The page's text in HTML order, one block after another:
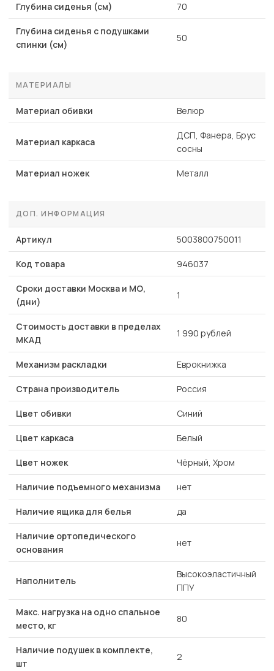
Глубина сиденья (см) 70
Глубина сиденья с подушками
спинки (см)
50
МАТЕРИАЛЫ
Материал обивки Велюр
Материал каркаса
ДСП, Фанера, Брус
сосны
Материал ножек Металл
ДОП. ИНФОРМАЦИЯ
Артикул 5003800750011
Код товара 946037
Сроки доставки Москва и МО,
(дни)
1
Стоимость доставки в пределах
МКАД
1 990 рублей
Механизм раскладки Еврокнижка
Страна производитель Россия
Цвет обивки Синий
Цвет каркаса Белый
Цвет ножек Чёрный, Хром
Наличие подъемного механизма нет
Наличие ящика для белья да
Наличие ортопедического
основания
нет
Наполнитель
Высокоэластичный
ППУ
Макс. нагрузка на одно спальное
место, кг
80
Наличие подушек в комплекте,
шт
2